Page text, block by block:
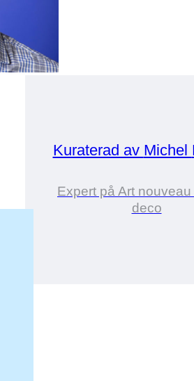
Kuraterad av Michel
Expert på Art
deco